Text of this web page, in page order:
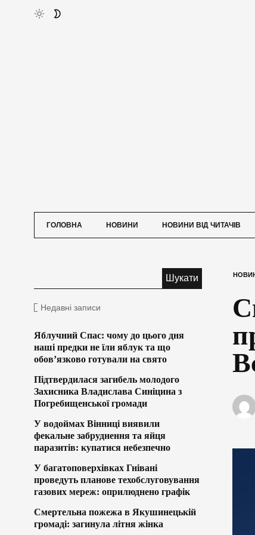
ГОЛОВНА НОВИНИ НОВИНИ ВІД ЧИТАЧІВ
Недавні записи
Яблучний Спас: чому до цього дня
наші предки не їли яблук та що
обов’язково готували на свято
Підтвердилася загибель молодого
Захисника Владислава Синіцина з
Погребищенської громади
У водоймах Вінниці виявили
фекальне забруднення та яйця
паразитів: купатися небезпечно
У багатоповерхівках Гнівані
проведуть планове техобслуговування
газових мереж: оприлюднено графік
Смертельна пожежа в Якушинецькій
громаді: загинула літня жінка